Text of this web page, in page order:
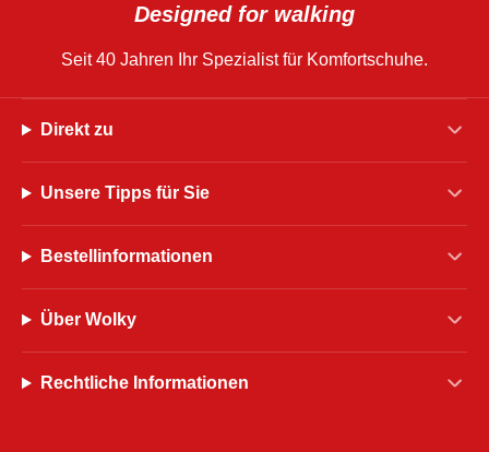
Designed for walking
Seit 40 Jahren Ihr Spezialist für Komfortschuhe.
Direkt zu
Unsere Tipps für Sie
Bestellinformationen
Über Wolky
Rechtliche Informationen